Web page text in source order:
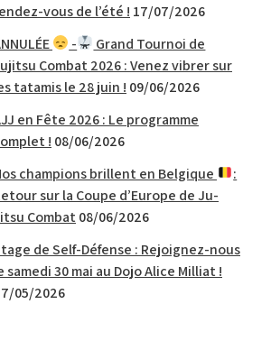
vous de l’été ! 17/07/2026
-
Grand Tournoi de
Combat 2026 : Venez vibrer sur
tatamis le 28 juin ! 09/06/2026
en Fête 2026 : Le programme
! 08/06/2026
champions brillent en Belgique
:
sur la Coupe d’Europe de Ju-
Combat 08/06/2026
de Self-Défense : Rejoignez-nous
samedi 30 mai au Dojo Alice Milliat !
05/2026